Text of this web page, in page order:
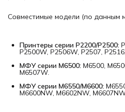
Совместимые модели (по данным
Принтеры серии P2200/P2500:
P2500W, P2506W, P2507,
МФУ серии M6500: M6500,
M6507W.
МФУ серии M6550/M6600:
M6600NW, M6602NW,